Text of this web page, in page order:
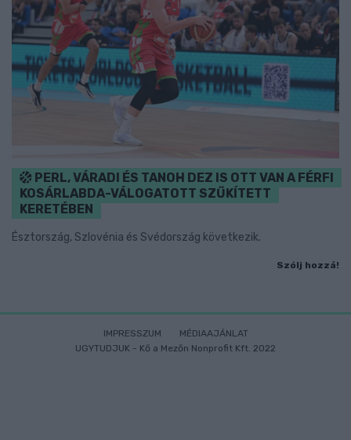
PERL, VÁRADI ÉS TANOH DEZ IS OTT VAN A FÉRFI
KOSÁRLABDA-VÁLOGATOTT SZŰKÍTETT
KERETÉBEN
Észtország, Szlovénia és Svédország következik.
Szólj hozzá!
IMPRESSZUM
MÉDIAAJÁNLAT
UGYTUDJUK - Kő a Mezőn Nonprofit Kft. 2022